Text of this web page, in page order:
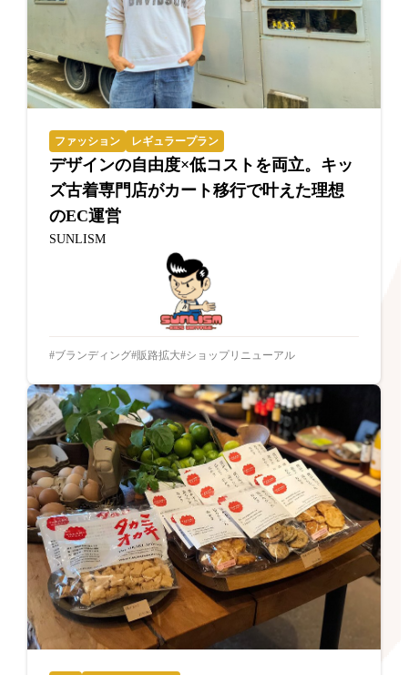
ファッション レギュラープラン
デザインの自由度×低コストを両立。キッ
ズ古着専門店がカート移行で叶えた理想
のEC運営
SUNLISM
ブランディング 販路拡大 ショップリニューアル